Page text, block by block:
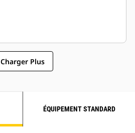
Charger Plus
ÉQUIPEMENT STANDARD